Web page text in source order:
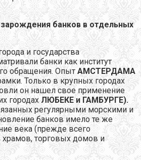
банков в отдельных
и государства
банки как институт
обращения. Опыт АМСТЕРДАМА
Только в крупных городах
он нашел свое применение
городах ЛЮБЕКЕ и ГАМБУРГЕ).
регулярными морскими и
банков имело те же
века (прежде всего
храмов, торговых домов и